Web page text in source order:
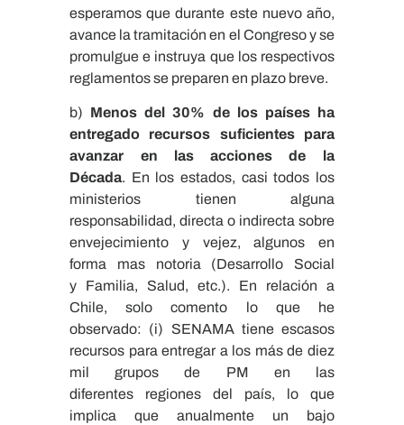
esperamos que durante este nuevo año,
avance la tramitación en el Congreso y se
promulgue e instruya que los respectivos
reglamentos se preparen en plazo breve.
b) Menos del 30% de los países ha
entregado recursos suficientes para
avanzar en las acciones de la
Década. En los estados, casi todos los
ministerios tienen alguna
responsabilidad, directa o indirecta sobre
envejecimiento y vejez, algunos en
forma mas notoria (Desarrollo Social
y Familia, Salud, etc.). En relación a
Chile, solo comento lo que he
observado: (i) SENAMA tiene escasos
recursos para entregar a los más de diez
mil grupos de PM en las
diferentes regiones del país, lo que
implica que anualmente un bajo